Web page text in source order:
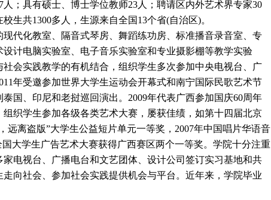
人；具有硕士、博士学位教师23人；聘请区内外艺术界专家30
校生共1300多人，生源来自全国13个省(自治区)。
化教室、隔音式琴房、舞蹈练功房、标准播音录音室、专
计电脑实验室、电子音乐实验室和专业摄影棚等教学实验
会实践教学的有机结合，组织学生多次参加中央电视台、广
年受邀参加世界大学生运动会开幕式和南宁国际民歌艺术节
国、印尼和老挝巡回演出。 2009年代表广西参加国庆60周年
织学生参加各级各类艺术大赛，屡获佳绩，如第十四届北京
远离盗版”大学生公益短片单元一等奖， 2007年中国唱片华语音
大学生广告艺术大赛获得广西赛区两个一等奖。学院十分注重
电视台、广播电台和文艺团体、设计公司签订实习基地和共
向社会、参加社会实践提供机会与平台。近年来，学院毕业